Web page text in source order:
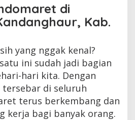
di
Kab.
yang nggak kenal?
ini sudah jadi bagian
hari kita. Dengan
di seluruh
terus berkembang dan
kerja bagi banyak orang.